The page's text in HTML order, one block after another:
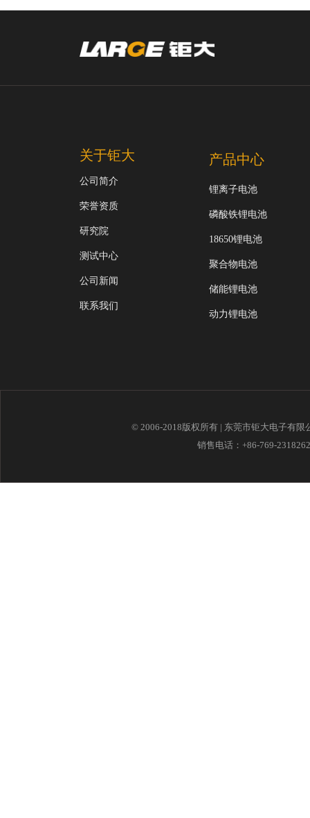
关于钜大
公司简介
荣誉资质
研究院
测试中心
公司新闻
联系我们
产品中心
锂离子电池
磷酸铁锂电池
18650锂电池
聚合物电池
储能锂电池
动力锂电池
© 2006-2018版权所有 | 东莞市钜大电子有
销售电话：+86-769-